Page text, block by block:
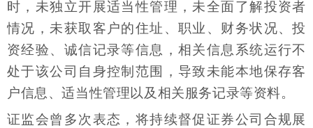
时，未独立开展适当性管理，未全面了解投资者
情况，未获取客户的住址、职业、财务状况、投
资经验、诚信记录等信息，相关信息系统运行不
处于该公司自身控制范围，导致未能本地保存客
户信息、适当性管理以及相关服务记录等资料。
证监会曾多次表态，将持续督促证券公司合规展